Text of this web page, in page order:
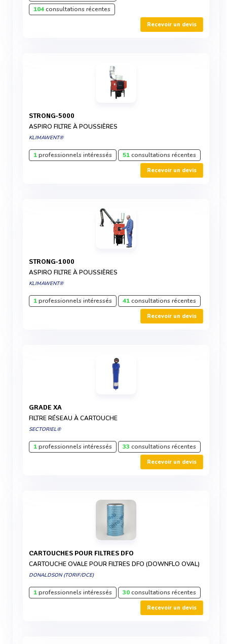
104consultations récentes
Recevoir un devis
STRONG-5000
ASPIRO FILTRE À POUSSIÈRES
KLIMAWENT®
1professionnels intéressés 51consultations récentes
Recevoir un devis
STRONG-1000
ASPIRO FILTRE À POUSSIÈRES
KLIMAWENT®
1professionnels intéressés 41consultations récentes
Recevoir un devis
GRADE XA
FILTRE RÉSEAU À CARTOUCHE
SECTORIEL®
1professionnels intéressés 33 consultations récentes
Recevoir un devis
CARTOUCHES POUR FILTRES DFO
CARTOUCHE OVALE POUR FILTRES DFO (DOWNFLO OVAL)
DONALDSON (TORIF/DCE)
1professionnels intéressés 30consultations récentes
Recevoir un devis